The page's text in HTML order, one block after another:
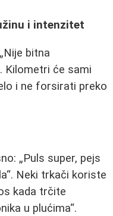
i intenzitet
Nije bitna
Kilometri će sami
i ne forsirati preko
Puls super, pejs
. Neki trkači koriste
kada trčite
u plućima .